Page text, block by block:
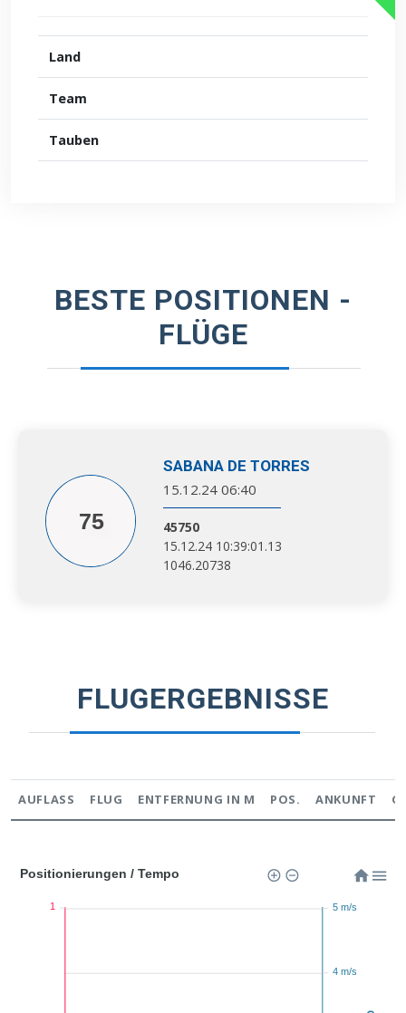
Land
Team
Tauben
BESTE POSITIONEN -
FLÜGE
75
SABANA DE TORRES
15.12.24 06:40
45750
15.12.24 10:39:01.13
1046.20738
FLUGERGEBNISSE
AUFLASS FLUG ENTFERNUNG IN M POS. ANKUNFT
Positionierungen / Tempo
1 5 m/s
4 m/s